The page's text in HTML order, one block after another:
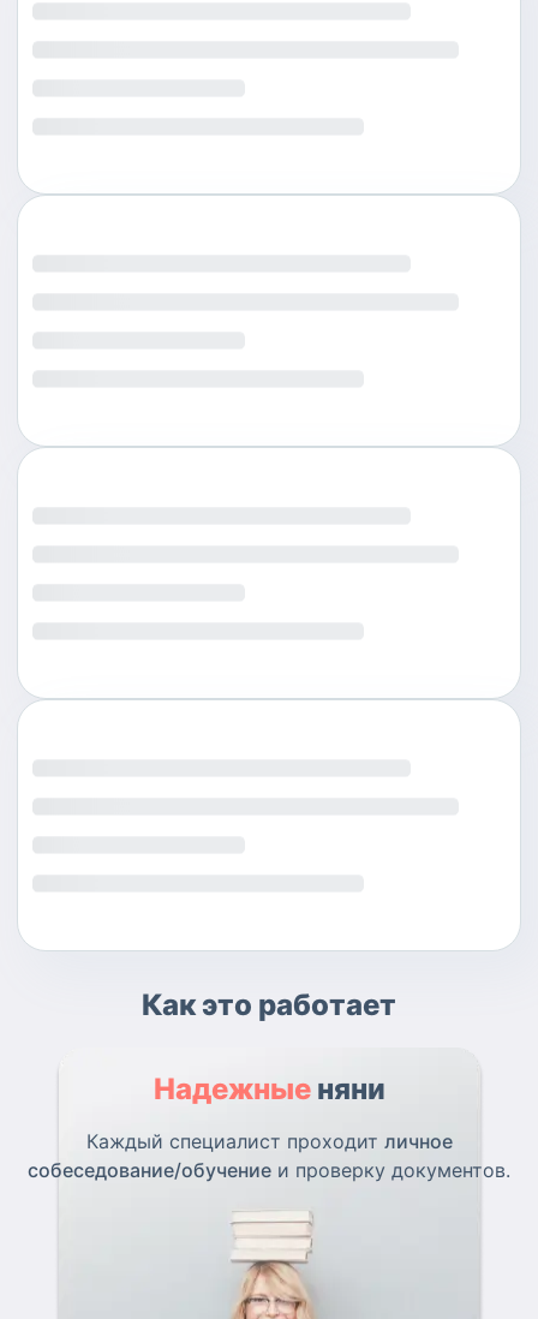
Как это работает
Надежные няни
Каждый специалист проходит личное
собеседование/обучение и проверку документов.